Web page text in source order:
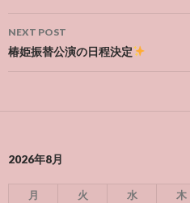
NEXT POST
椿姫振替公演の日程決定
2026年8月
月 火 水 木